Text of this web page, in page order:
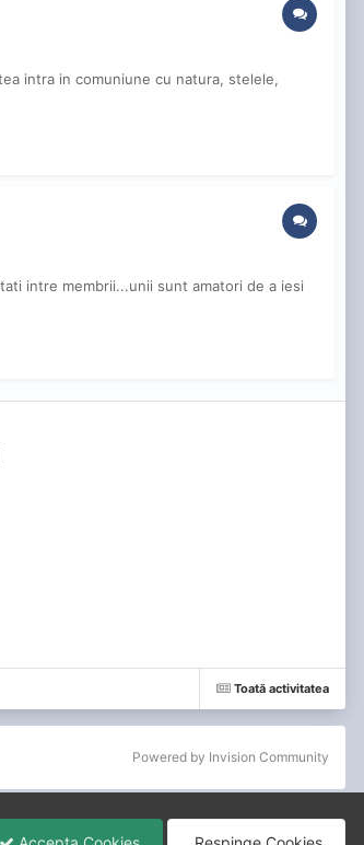
intra in comuniune cu natura, stelele,
intre membrii...unii sunt amatori de a iesi
Toată activitatea
Powered by Invision Community